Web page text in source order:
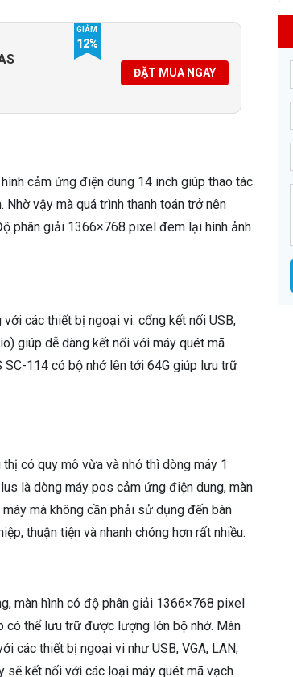
GIẢM
12%
ĐẶT MUA NGAY
cảm ứng điện dung 14 inch giúp thao tác
vậy mà quá trình thanh toán trở nên
phân giải 1366×768 pixel đem lại hình ảnh
các thiết bị ngoại vi: cổng kết nối USB,
giúp dễ dàng kết nối với máy quét mã
SC-114 có bộ nhớ lên tới 64G giúp lưu trữ
có quy mô vừa và nhỏ thì dòng máy 1
là dòng máy pos cảm ứng điện dung, màn
mà không cần phải sử dụng đến bàn
thuận tiện và nhanh chóng hơn rất nhiều.
màn hình có độ phân giải 1366×768 pixel
có thể lưu trữ được lượng lớn bộ nhớ. Màn
các thiết bị ngoại vi như USB, VGA, LAN,
sẽ kết nối với các loại máy quét mã vạch